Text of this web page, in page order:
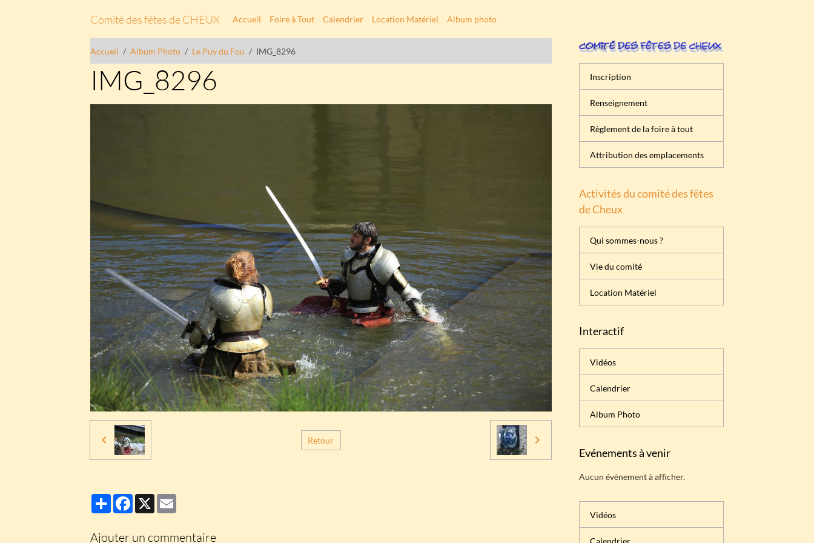
Comité des fêtes de CHEUX Accueil Foire à Tout Calendrier Location Matériel Album photo
Accueil Album Photo Le Puy du Fou IMG_8296
IMG_8296
Retour
PartagerFacebook
X
Ajouter un commentaire
Inscription
Renseignement
Règlement de la foire à tout
Attribution des emplacements
Activités du comité des fêtes
de Cheux
Qui sommes-nous ?
Vie du comité
Location Matériel
Interactif
Vidéos
Calendrier
Album Photo
Evénements à venir
Aucun évènement à afficher.
Vidéos
Calendrier